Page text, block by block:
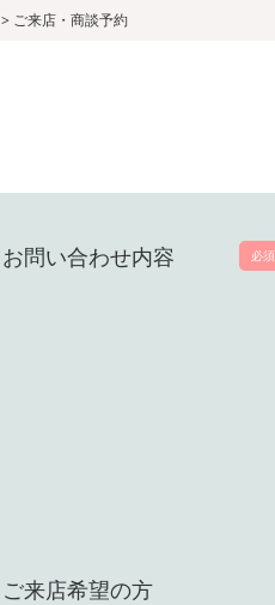
> ご来店・商談予約
お問い合わせ内容 必須
ご来店希望の方